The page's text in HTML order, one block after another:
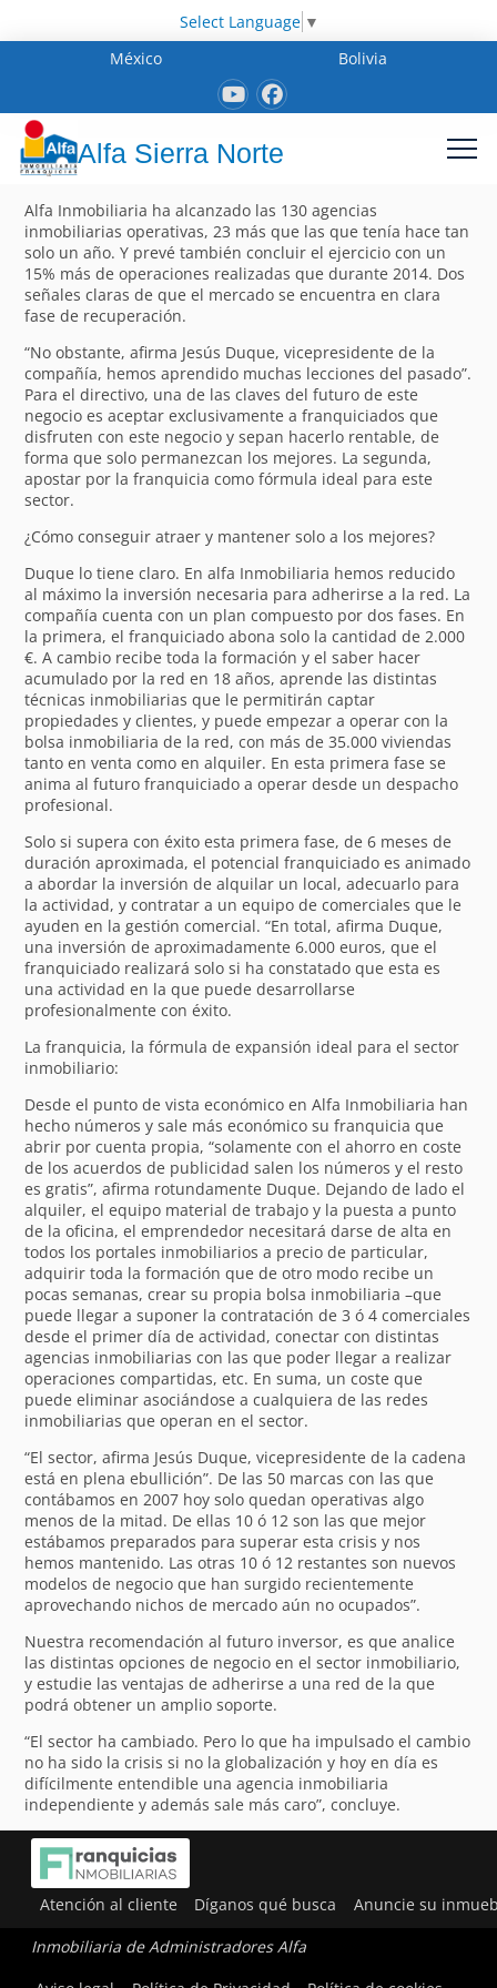
Select Language ▼
México
Bolivia
Alfa Sierra Norte
Alfa Inmobiliaria ha alcanzado las 130 agencias
inmobiliarias operativas, 23 más que las que tenía hace tan
solo un año. Y prevé también concluir el ejercicio con un
15% más de operaciones realizadas que durante 2014. Dos
señales claras de que el mercado se encuentra en clara
fase de recuperación.
“No obstante, afirma Jesús Duque, vicepresidente de la
compañía, hemos aprendido muchas lecciones del pasado”.
Para el directivo, una de las claves del futuro de este
negocio es aceptar exclusivamente a franquiciados que
disfruten con este negocio y sepan hacerlo rentable, de
forma que solo permanezcan los mejores. La segunda,
apostar por la franquicia como fórmula ideal para este
sector.
¿Cómo conseguir atraer y mantener solo a los mejores?
Duque lo tiene claro. En alfa Inmobiliaria hemos reducido
al máximo la inversión necesaria para adherirse a la red. La
compañía cuenta con un plan compuesto por dos fases. En
la primera, el franquiciado abona solo la cantidad de 2.000
€. A cambio recibe toda la formación y el saber hacer
acumulado por la red en 18 años, aprende las distintas
técnicas inmobiliarias que le permitirán captar
propiedades y clientes, y puede empezar a operar con la
bolsa inmobiliaria de la red, con más de 35.000 viviendas
tanto en venta como en alquiler. En esta primera fase se
anima al futuro franquiciado a operar desde un despacho
profesional.
Solo si supera con éxito esta primera fase, de 6 meses de
duración aproximada, el potencial franquiciado es animado
a abordar la inversión de alquilar un local, adecuarlo para
la actividad, y contratar a un equipo de comerciales que le
ayuden en la gestión comercial. “En total, afirma Duque,
una inversión de aproximadamente 6.000 euros, que el
franquiciado realizará solo si ha constatado que esta es
una actividad en la que puede desarrollarse
profesionalmente con éxito.
La franquicia, la fórmula de expansión ideal para el sector
inmobiliario:
Desde el punto de vista económico en Alfa Inmobiliaria han
hecho números y sale más económico su franquicia que
abrir por cuenta propia, “solamente con el ahorro en coste
de los acuerdos de publicidad salen los números y el resto
es gratis”, afirma rotundamente Duque. Dejando de lado el
alquiler, el equipo material de trabajo y la puesta a punto
de la oficina, el emprendedor necesitará darse de alta en
todos los portales inmobiliarios a precio de particular,
adquirir toda la formación que de otro modo recibe un
pocas semanas, crear su propia bolsa inmobiliaria –que
puede llegar a suponer la contratación de 3 ó 4 comerciales
desde el primer día de actividad, conectar con distintas
agencias inmobiliarias con las que poder llegar a realizar
operaciones compartidas, etc. En suma, un coste que
puede eliminar asociándose a cualquiera de las redes
inmobiliarias que operan en el sector.
“El sector, afirma Jesús Duque, vicepresidente de la cadena
está en plena ebullición”. De las 50 marcas con las que
contábamos en 2007 hoy solo quedan operativas algo
menos de la mitad. De ellas 10 ó 12 son las que mejor
estábamos preparados para superar esta crisis y nos
hemos mantenido. Las otras 10 ó 12 restantes son nuevos
modelos de negocio que han surgido recientemente
aprovechando nichos de mercado aún no ocupados”.
Nuestra recomendación al futuro inversor, es que analice
las distintas opciones de negocio en el sector inmobiliario,
y estudie las ventajas de adherirse a una red de la que
podrá obtener un amplio soporte.
“El sector ha cambiado. Pero lo que ha impulsado el cambio
no ha sido la crisis si no la globalización y hoy en día es
difícilmente entendible una agencia inmobiliaria
independiente y además sale más caro”, concluye.
Atención al cliente Díganos qué busca Anuncie su
Inmobiliaria de Administradores Alfa